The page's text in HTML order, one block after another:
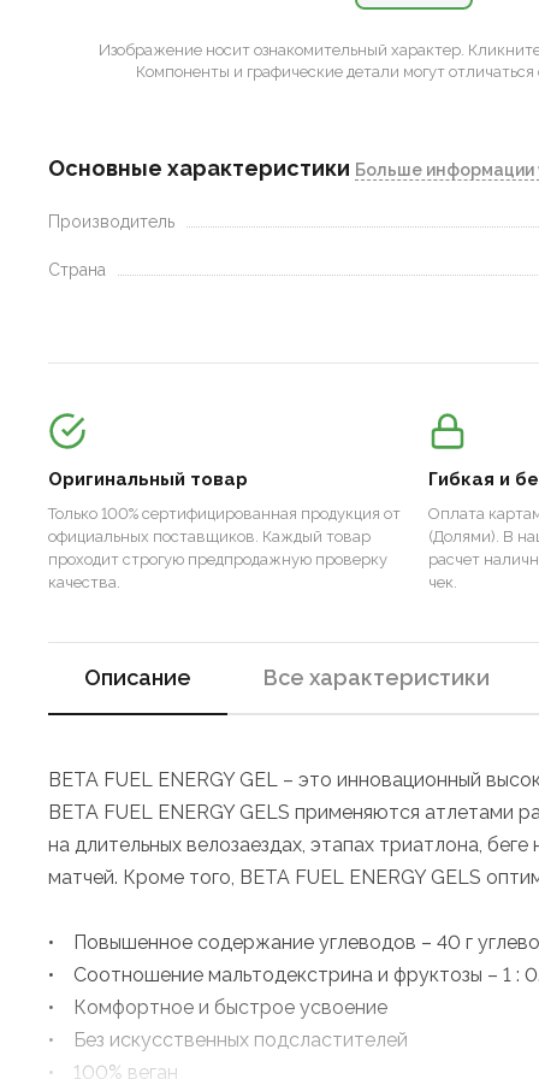
Изображение носит ознакомительный характер.
Компоненты и графические детали могут
Основные характеристики Больше информации
Производитель
Страна
Оригинальный товар
Только 100% сертифицированная продукция от
официальных поставщиков. Каждый товар
проходит строгую предпродажную проверку
качества.
Гибкая и
Оплата
(Долями). В
расчет
чек.
Описание Все характеристики
BETA FUEL ENERGY GEL – это инновационный
BETA FUEL ENERGY GELS применяются атлетами
на длительных велозаездах, этапах триатлона,
матчей. Кроме того, BETA FUEL ENERGY GELS
• Повышенное содержание углеводов – 40 г
• Соотношение мальтодекстрина и фруктозы – 1 :
• Комфортное и быстрое усвоение
• Без искусственных подсластителей
• 100% веган